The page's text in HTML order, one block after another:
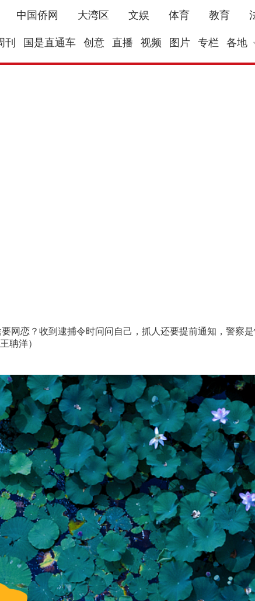
中国侨网 大湾区 文娱 体育 教育
刊 国是直通车 创意 直播 视频 图片 专栏 各地
恋？收到逮捕令时问问自己，抓人还要提前通知，警察
聃洋）